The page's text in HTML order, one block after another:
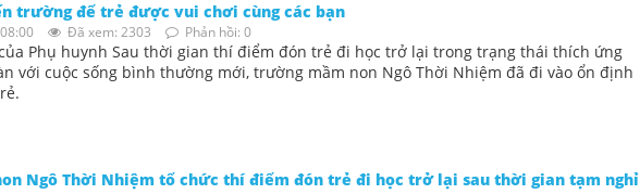
trường để trẻ được vui chơi cùng các bạn
Đã xem: 2303 Phản hồi: 0
Phụ huynh Sau thời gian thí điểm đón trẻ đi học trở lại trong trạng thái thích ứng
với cuộc sống bình thường mới, trường mầm non Ngô Thời Nhiệm đã đi vào ổn định
Ngô Thời Nhiệm tổ chức thí điểm đón trẻ đi học trở lại sau thời gian tạm nghỉ